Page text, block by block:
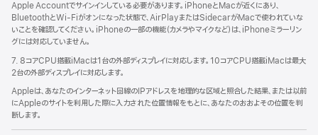
Apple Accountでサインインしている必要があります。iPhoneとMacが近くにあり、
BluetoothとWi-Fiがオンになった状態で、AirPlayまたはSidecarがMacで使われていな
いことを確認してください。iPhoneの一部の機能（カメラやマイクなど）は、iPhoneミラーリン
グには対応していません。
7. 8コアCPU搭載iMacは1台の外部ディスプレイに対応します。10コアCPU搭載iMacは最大
2台の外部ディスプレイに対応します。
Appleは、あなたのインターネット回線のIPアドレスを地理的な区域と照合した結果、または以前
にAppleのサイトを利用した際に入力された位置情報をもとに、あなたのおおよその位置を判
断します。